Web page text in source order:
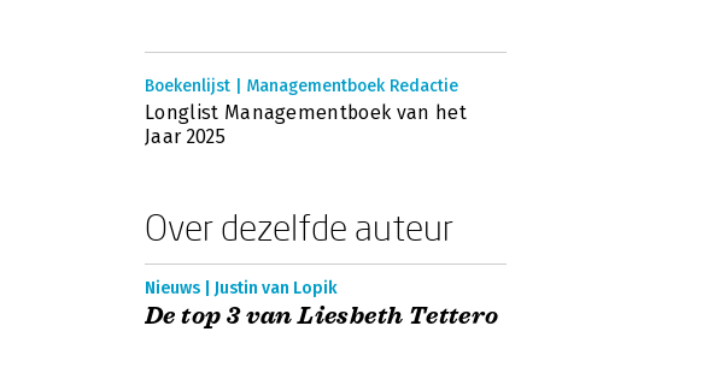
Boekenlijst | Managementboek Redactie
Longlist Managementboek van het
Jaar 2025
Over dezelfde auteur
Nieuws | Justin van Lopik
De top 3 van Liesbeth Tettero